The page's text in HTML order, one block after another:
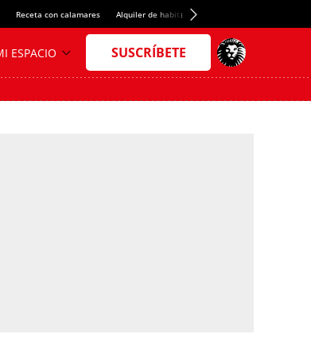
Receta con calamares Alquiler de habitaciones en España